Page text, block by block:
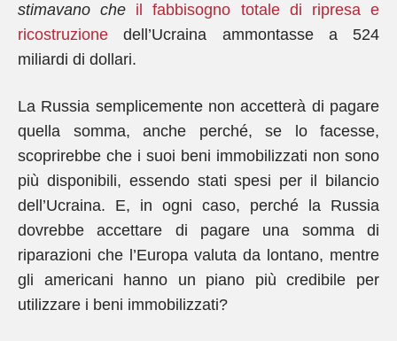
stimavano che il fabbisogno totale di ripresa e
ricostruzione dell’Ucraina ammontasse a 524
miliardi di dollari.
La Russia semplicemente non accetterà di pagare
quella somma, anche perché, se lo facesse,
scoprirebbe che i suoi beni immobilizzati non sono
più disponibili, essendo stati spesi per il bilancio
dell’Ucraina. E, in ogni caso, perché la Russia
dovrebbe accettare di pagare una somma di
riparazioni che l’Europa valuta da lontano, mentre
gli americani hanno un piano più credibile per
utilizzare i beni immobilizzati?